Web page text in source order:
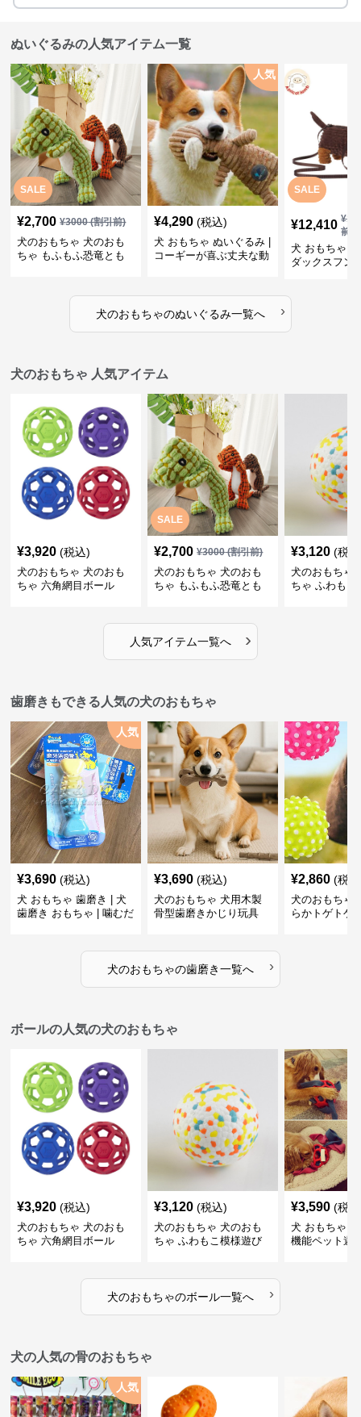
ぬいぐるみの人気アイテム一覧
SALE
¥2,700 ¥3000(割引前)
犬のおもちゃ 犬のおも
ちゃ もふもふ恐竜とも
人気
¥4,290 (税込)
犬 おもちゃ ぬいぐるみ |
コーギーが喜ぶ丈夫な動
SALE
¥12,410 ¥
前)
犬 おもちゃ
ダックスフン
犬のおもちゃのぬいぐるみ一覧へ ›
犬のおもちゃ 人気アイテム
¥3,920 (税込)
犬のおもちゃ 犬のおも
ちゃ 六角網目ボール
SALE
¥2,700 ¥3000(割引前)
犬のおもちゃ 犬のおも
ちゃ もふもふ恐竜とも
¥3,120 (税
犬のおもちゃ
ちゃ ふわもこ
人気アイテム一覧へ ›
歯磨きもできる人気の犬のおもちゃ
人気
¥3,690 (税込)
犬 おもちゃ 歯磨き | 犬
歯磨き おもちゃ | 噛むだ
¥3,690 (税込)
犬のおもちゃ 犬用木製
骨型歯磨きかじり玩具
¥2,860 (税
犬のおもちゃ
らかトゲトゲ
犬のおもちゃの歯磨き一覧へ ›
ボールの人気の犬のおもちゃ
¥3,920 (税込)
犬のおもちゃ 犬のおも
ちゃ 六角網目ボール
¥3,120 (税込)
犬のおもちゃ 犬のおも
ちゃ ふわもこ模様遊び
¥3,590 (税
犬 おもちゃ
機能ペット遊
犬のおもちゃのボール一覧へ ›
犬の人気の骨のおもちゃ
人気